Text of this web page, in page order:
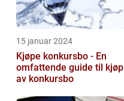
15 januar 2024
Kjøpe konkursbo - En
omfattende guide til kjøp
av konkursbo